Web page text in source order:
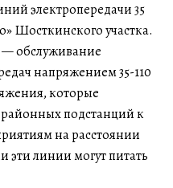
электропередачи 35
Шосткинского участка.
— обслуживание
напряжением 35-110
которые
подстанций к
на расстоянии
эти линии могут питать